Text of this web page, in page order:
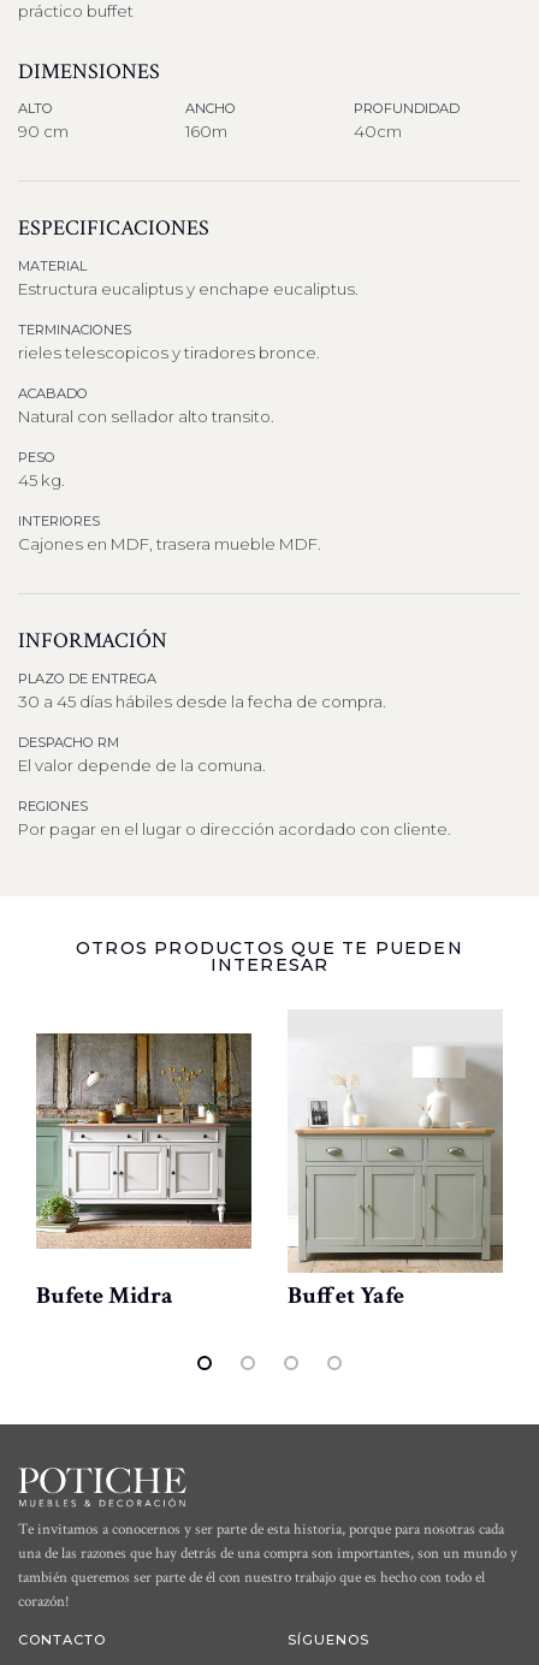
práctico buffet
DIMENSIONES
ALTO
90 cm
ANCHO
160m
PROFUNDIDAD
40cm
ESPECIFICACIONES
MATERIAL
Estructura eucaliptus y enchape eucaliptus.
TERMINACIONES
rieles telescopicos y tiradores bronce.
ACABADO
Natural con sellador alto transito.
PESO
45 kg.
INTERIORES
Cajones en MDF, trasera mueble MDF.
INFORMACIÓN
PLAZO DE ENTREGA
30 a 45 días hábiles desde la fecha de compra.
DESPACHO RM
El valor depende de la comuna.
REGIONES
Por pagar en el lugar o dirección acordado con cliente.
OTROS PRODUCTOS QUE TE PUEDEN
INTERESAR
Bufete Midra Buffet Yafe
Te invitamos a conocernos y ser parte de esta historia, porque para nosotras cada
una de las razones que hay detrás de una compra son importantes, son un mundo y
también queremos ser parte de él con nuestro trabajo que es hecho con todo el
corazón!
CONTACTO SÍGUENOS